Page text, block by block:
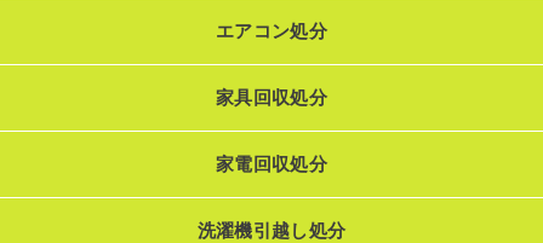
エアコン処分
家具回収処分
家電回収処分
洗濯機引越し処分